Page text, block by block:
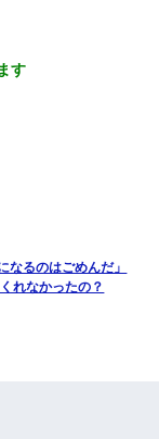
す
なるのはごめんだ」
れなかったの？